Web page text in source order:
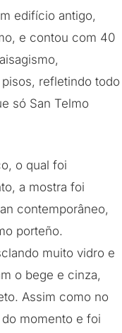
edifício antigo,
e contou com 40
refletindo todo
só San Telmo
o qual foi
a mostra foi
contemporâneo,
porteño.
muito vidro e
o bege e cinza,
Assim como no
do momento e foi